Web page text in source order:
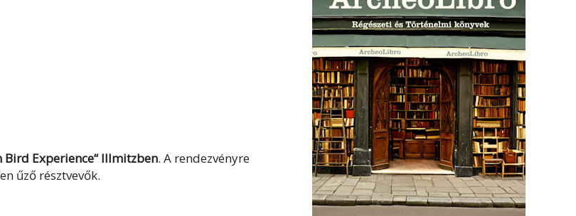
Bird Experience“ Illmitzben. A rendezvényre
űző résztvevők.